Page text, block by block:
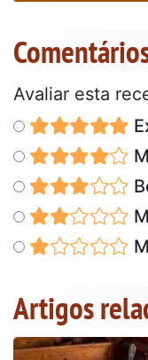
Avaliar esta
Artigos